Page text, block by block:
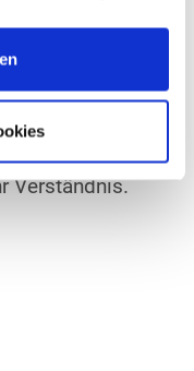
leider gezwungen,
auf Weiteres
Verständnis.